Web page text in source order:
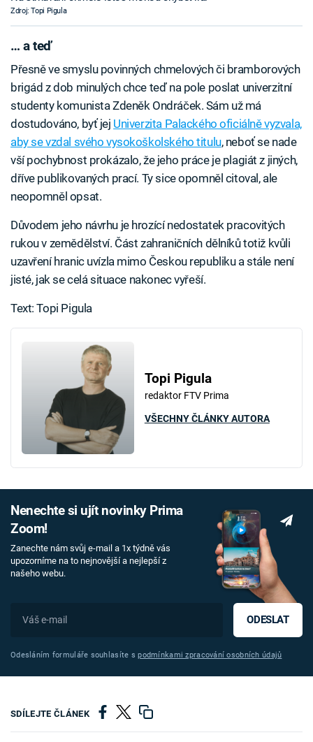
Zdroj: Topi Pigula
… a teď
Přesně ve smyslu povinných chmelových či bramborových
brigád z dob minulých chce teď na pole poslat univerzitní
studenty komunista Zdeněk Ondráček. Sám už má
dostudováno, byť jej Univerzita Palackého oficiálně vyzvala,
aby se vzdal svého vysokoškolského titulu, neboť se nade
vší pochybnost prokázalo, že jeho práce je plagiát z jiných,
dříve publikovaných prací. Ty sice opomněl citoval, ale
neopomněl opsat.
Důvodem jeho návrhu je hrozící nedostatek pracovitých
rukou v zemědělství. Část zahraničních dělníků totiž kvůli
uzavření hranic uvízla mimo Českou republiku a stále není
jisté, jak se celá situace nakonec vyřeší.
Text: Topi Pigula
Topi Pigula
redaktor FTV Prima
VŠECHNY ČLÁNKY AUTORA
Nenechte si ujít novinky Prima
Zoom!
Zanechte nám svůj e-mail a 1x týdně vás
upozorníme na to nejnovější a nejlepší z
našeho webu.
ODESLAT
Odesláním formuláře souhlasíte spodmínkami zpracování osobních údajů
SDÍLEJTE ČLÁNEK